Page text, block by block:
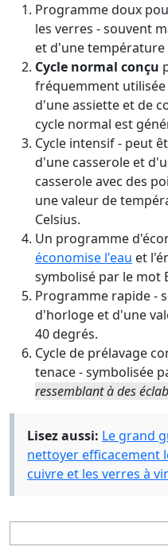
Programme doux
les verres - souvent
et d'une température
Cycle normal conçu
fréquemment utilisée
d'une assiette et de
cycle normal est
Cycle intensif - peut
d'une casserole et
casserole avec des
une valeur de
Celsius.
Un programme
économise l'eau et
symbolisé par le mot
Programme rapide -
d'horloge et d'une
40 degrés.
Cycle de prélavage
tenace - symbolisée
ressemblant à des
Lisez aussi: Le grand
nettoyer efficacement
cuivre et les verres à